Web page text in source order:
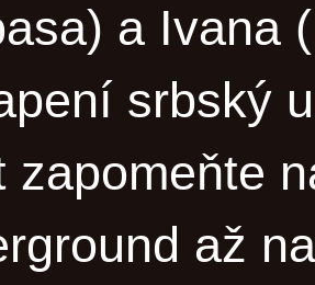
a Ivana
srbský
zapomeňte
až